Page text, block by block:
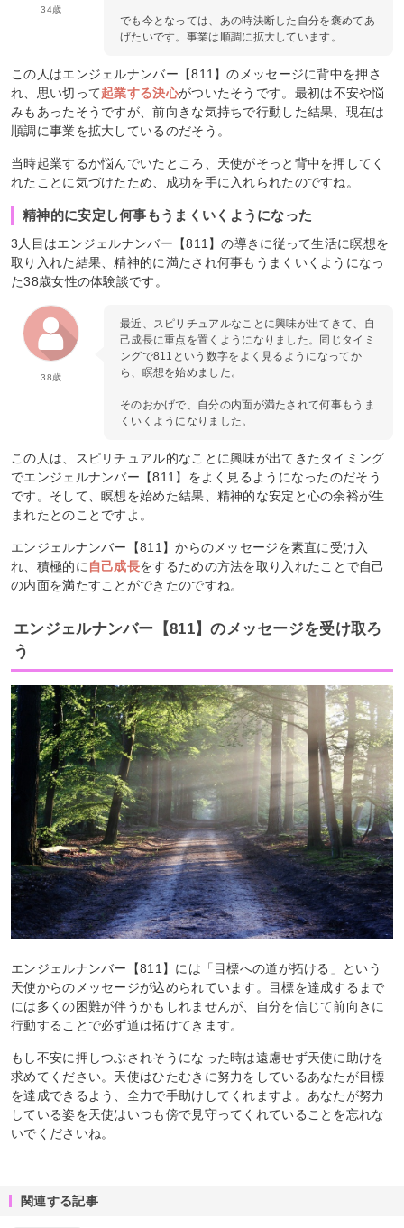
34歳
でも今となっては、あの時決断した自分を褒めてあ
げたいです。事業は順調に拡大しています。
この人はエンジェルナンバー【811】のメッセージに背中を押さ
れ、思い切って起業する決心がついたそうです。最初は不安や悩
みもあったそうですが、前向きな気持ちで行動した結果、現在は
順調に事業を拡大しているのだそう。
当時起業するか悩んでいたところ、天使がそっと背中を押してく
れたことに気づけたため、成功を手に入れられたのですね。
精神的に安定し何事もうまくいくようになった
3人目はエンジェルナンバー【811】の導きに従って生活に瞑想を
取り入れた結果、精神的に満たされ何事もうまくいくようになっ
た38歳女性の体験談です。
38歳
最近、スピリチュアルなことに興味が出てきて、自
己成長に重点を置くようになりました。同じタイミ
ングで811という数字をよく見るようになってか
ら、瞑想を始めました。
そのおかげで、自分の内面が満たされて何事もうま
くいくようになりました。
この人は、スピリチュアル的なことに興味が出てきたタイミング
でエンジェルナンバー【811】をよく見るようになったのだそう
です。そして、瞑想を始めた結果、精神的な安定と心の余裕が生
まれたとのことですよ。
エンジェルナンバー【811】からのメッセージを素直に受け入
れ、積極的に 自己成長をするための方法を取り入れたことで自己
の内面を満たすことができたのですね。
エンジェルナンバー【811】のメッセージを受け取ろ
う
エンジェルナンバー【811】には「目標への道が拓ける」という
天使からのメッセージが込められています。目標を達成するまで
には多くの困難が伴うかもしれませんが、自分を信じて前向きに
行動することで必ず道は拓けてきます。
もし不安に押しつぶされそうになった時は遠慮せず天使に助けを
求めてください。天使はひたむきに努力をしているあなたが目標
を達成できるよう、全力で手助けしてくれますよ。あなたが努力
している姿を天使はいつも傍で見守ってくれていることを忘れな
いでくださいね。
関連する記事